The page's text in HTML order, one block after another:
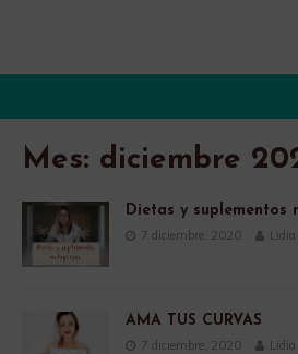
Mes: diciembre
Dietas y suplementos
7 diciembre, 2020
AMA TUS CURVAS
7 diciembre, 2020